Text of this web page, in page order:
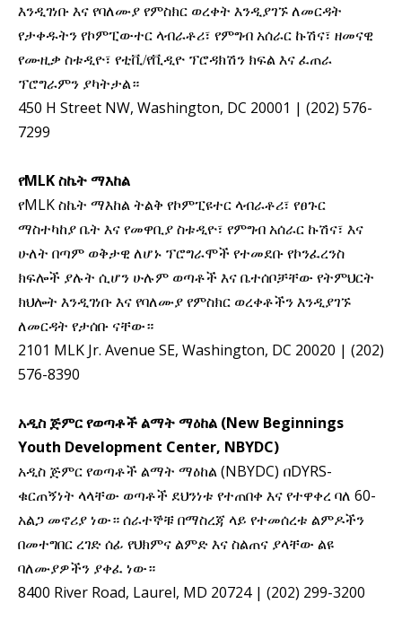
እንዲገነቡ እና የባለሙያ የምስክር ወረቀት እንዲያገኙ ለመርዳት
የታቀዱትን የኮምፒውተር ላብራቶሪ፣ የምግብ አሰራር ኩሽና፣ ዘመናዊ
የሙዚቃ ስቱዲዮ፣ የቲቪ/የቪዲዮ ፕሮዳክሽን ክፍል እና ፈጠራ
ፕሮግራምን ያካትታል።
450 H Street NW, Washington, DC 20001 | (202) 576-
7299
የMLK ስኬት ማእከል
የMLK ስኬት ማእከል ትልቅ የኮምፒዩተር ላብራቶሪ፣ የፀጉር
ማስተካከያ ቤት እና የመዋቢያ ስቱዲዮ፣ የምግብ አሰራር ኩሽና፣ እና
ሁለት በጣም ወቅታዊ ለሆኑ ፕሮግራሞች የተመደቡ የኮንፈረንስ
ክፍሎች ያሉት ሲሆን ሁሉም ወጣቶች እና ቤተሰቦቻቸው የትምህርት
ክህሎት እንዲገነቡ እና የባለሙያ የምስክር ወረቀቶችን እንዲያገኙ
ለመርዳት የታሰቡ ናቸው።
2101 MLK Jr. Avenue SE, Washington, DC 20020 | (202)
576-8390
አዲስ ጅምር የወጣቶች ልማት ማዕከል (New Beginnings
Youth Development Center, NBYDC)
አዲስ ጅምር የወጣቶች ልማት ማዕከል (NBYDC) በDYRS-
ቁርጠኝነት ላላቸው ወጣቶች ደህንነቱ የተጠበቀ እና የተዋቀረ ባለ 60-
አልጋ መኖሪያ ነው። ሰራተኞቹ በማስረጃ ላይ የተመሰረቱ ልምዶችን
በመተግበር ረገድ ሰፊ የህክምና ልምድ እና ስልጠና ያላቸው ልዩ
ባለሙያዎችን ያቀፈ ነው።
8400 River Road, Laurel, MD 20724 | (202) 299-3200